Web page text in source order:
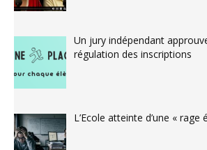
Un jury indépendant
régulation des inscriptions
L’Ecole atteinte d’une « rage